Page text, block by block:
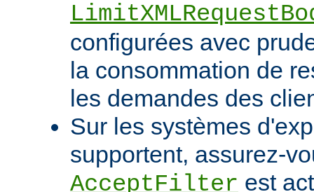
configurées avec
la consommation de
les demandes des
Sur les systèmes
supportent, assurez-
AcceptFilter est